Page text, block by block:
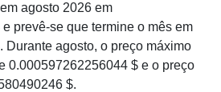
agosto 2026 em
prevê-se que termine o mês em
Durante agosto, o preço máximo
0.000597262256044 $ e o preço
$.